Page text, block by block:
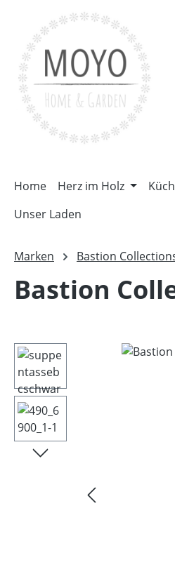
Hauptinhalt springen
Zur Suche springen
Zur Hauptnavigation
Home Herz im Holz
Unser Laden
Marken Bastion
Bastion
Bildergalerie überspringen